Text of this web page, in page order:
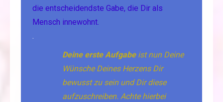
die entscheidendste Gabe, die Dir als
Mensch innewohnt.
.
Deine erste Aufgabeist nun Deine
Wünsche Deines Herzens Dir
bewusst zu sein und Dir diese
aufzuschreiben. Achte hierbei